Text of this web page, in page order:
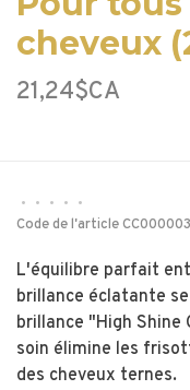
cheveux
21,24$CA
• • • •
•
Code de l'article
L'équilibre parfait
brillance éclatante
brillance "High Shine
soin élimine les
des cheveux ternes.